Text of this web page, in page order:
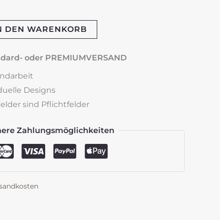
DEN WARENKORB
oder PREMIUMVERSAND
Designs
sind Pflichtfelder
Zahlungsmöglichkeiten